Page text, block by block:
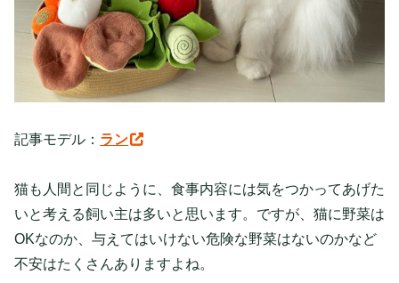
記事モデル： ラン
猫も人間と同じように、食事内容には気をつかってあげた
いと考える飼い主は多いと思います。ですが、猫に野菜は
OKなのか、与えてはいけない危険な野菜はないのかなど
不安はたくさんありますよね。